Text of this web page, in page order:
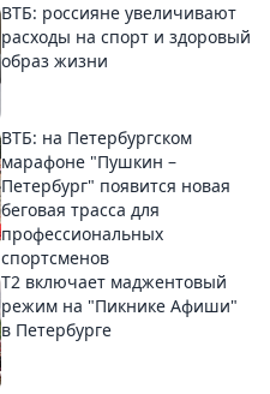
ВТБ: россияне увеличивают
расходы на спорт и здоровый
образ жизни
ВТБ: на Петербургском
марафоне "Пушкин –
Петербург" появится новая
беговая трасса для
профессиональных
спортсменов
Т2 включает маджентовый
режим на "Пикнике Афиши"
в Петербурге